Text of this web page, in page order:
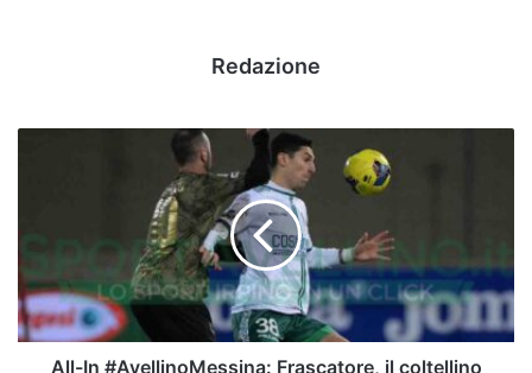
Redazione
svizzero
All-In #AvellinoMessina: Frascatore, il coltellino